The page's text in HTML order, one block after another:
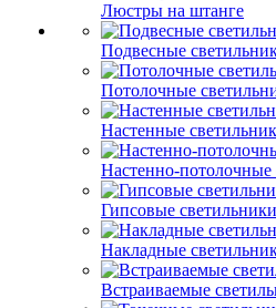
Люстры на штанге
Подвесные
Потолочные
Настенные
Настенно-потолочные
Гипсовые светильники
Накладные
Встраиваемые